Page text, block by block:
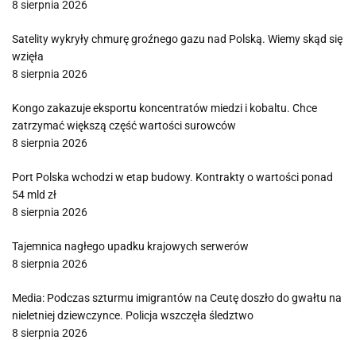
8 sierpnia 2026
Satelity wykryły chmurę groźnego gazu nad Polską. Wiemy skąd się
wzięła
8 sierpnia 2026
Kongo zakazuje eksportu koncentratów miedzi i kobaltu. Chce
zatrzymać większą część wartości surowców
8 sierpnia 2026
Port Polska wchodzi w etap budowy. Kontrakty o wartości ponad
54 mld zł
8 sierpnia 2026
Tajemnica nagłego upadku krajowych serwerów
8 sierpnia 2026
Media: Podczas szturmu imigrantów na Ceutę doszło do gwałtu na
nieletniej dziewczynce. Policja wszczęła śledztwo
8 sierpnia 2026